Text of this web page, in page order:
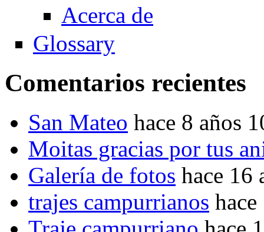
Acerca de
Glossary
Comentarios recientes
San Mateo hace 8 años
Moitas gracias por tus
Galería de fotos hace 16
trajes campurrianos